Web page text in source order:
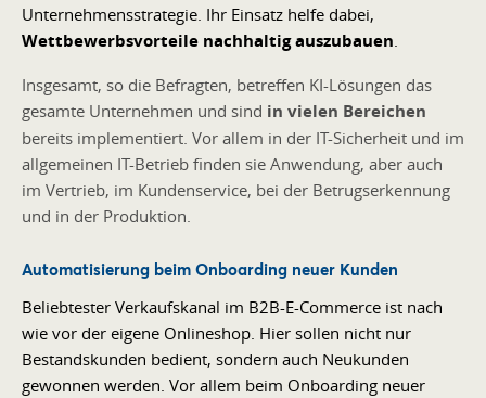
Unternehmensstrategie. Ihr Einsatz helfe dabei,
Wettbewerbsvorteile nachhaltig auszubauen
Insgesamt, so die Befragten, betreffen KI-Lösungen das
gesamte Unternehmen und sind in vielen Bereichen
bereits implementiert. Vor allem in der IT-Sicherheit und im
allgemeinen IT-Betrieb finden sie Anwendung, aber auch
im Vertrieb, im Kundenservice, bei der Betrugserkennung
und in der Produktion.
Automatisierung beim Onboarding neuer Kunden
Beliebtester Verkaufskanal im B2B-E-Commerce ist nach
wie vor der eigene Onlineshop. Hier sollen nicht nur
Bestandskunden bedient, sondern auch Neukunden
gewonnen werden. Vor allem beim Onboarding neuer